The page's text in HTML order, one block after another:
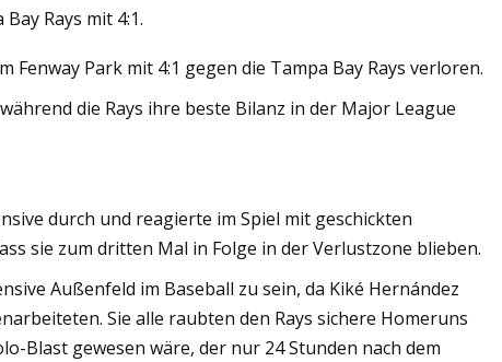
Rays mit 4:1.
Park mit 4:1 gegen die Tampa Bay Rays verloren.
die Rays ihre beste Bilanz in der Major League
durch und reagierte im Spiel mit geschickten
sie zum dritten Mal in Folge in der Verlustzone blieben.
Außenfeld im Baseball zu sein, da Kiké Hernández
Sie alle raubten den Rays sichere Homeruns
Blast gewesen wäre, der nur 24 Stunden nach dem